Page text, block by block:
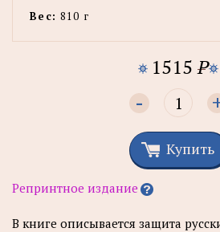
Вес: 810 г
1515 P
-
Купить
Репринтное издание
В книге описывается защита